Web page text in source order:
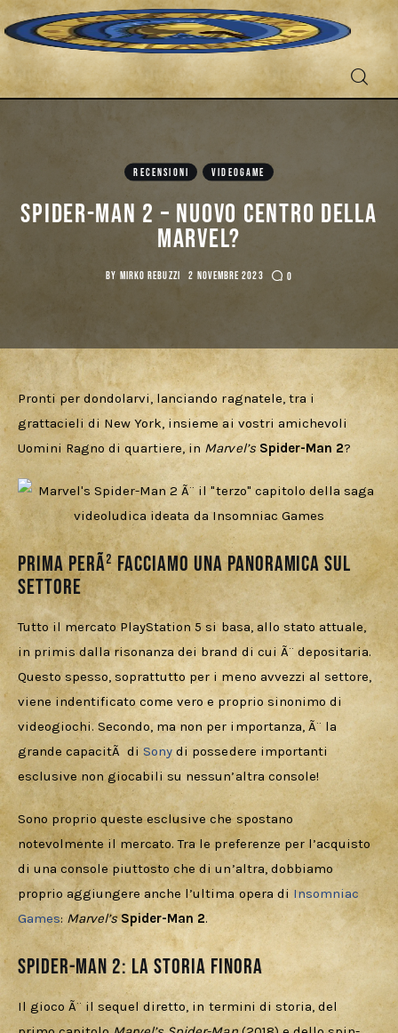
Libri e fumetti
Cercatori
Download
RECENSIONI VIDEOGAME
Spider-Man 2 – Nuovo centro della
Marvel?
BY MIRKO REBUZZI 2 NOVEMBRE 2023 0
Pronti per dondolarvi, lanciando ragnatele, tra i
grattacieli di New York, insieme ai vostri amichevoli
Uomini Ragno di quartiere, in Marvel’s Spider-Man 2?
Prima perÃ² facciamo una panoramica sul
settore
Tutto il mercato PlayStation 5 si basa, allo stato attuale,
in primis dalla risonanza dei brand di cui Ã¨ depositaria.
Questo spesso, soprattutto per i meno avvezzi al settore,
viene indentificato come vero e proprio sinonimo di
videogiochi. Secondo, ma non per importanza, Ã¨ la
grande capacitÃ  di Sony di possedere importanti
esclusive non giocabili su nessun’altra console!
Sono proprio queste esclusive che spostano
notevolmente il mercato. Tra le preferenze per l’acquisto
di una console piuttosto che di un’altra, dobbiamo
proprio aggiungere anche l’ultima opera di Insomniac
Games: Marvel’s Spider-Man 2.
Spider-Man 2: la storia finora
Il gioco Ã¨ il sequel diretto, in termini di storia, del